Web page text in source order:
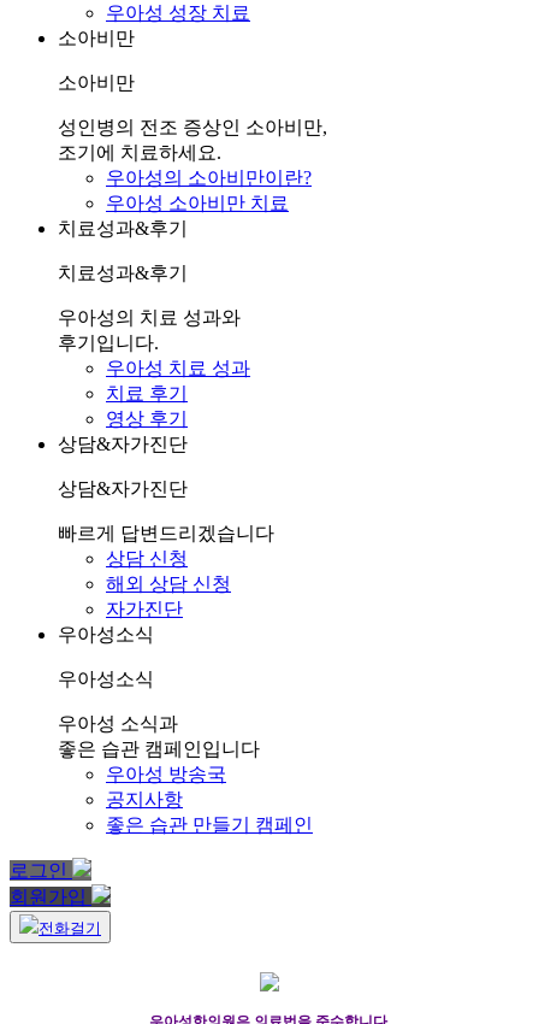
우아성 성장 치료
소아비만
소아비만
성인병의 전조 증상인 소아비만,
조기에 치료하세요.
우아성의 소아비만이란?
우아성 소아비만 치료
치료성과&후기
치료성과&후기
우아성의 치료 성과와
후기입니다.
우아성 치료 성과
치료 후기
영상 후기
상담&자가진단
상담&자가진단
빠르게 답변드리겠습니다
상담 신청
해외 상담 신청
자가진단
우아성소식
우아성소식
우아성 소식과
좋은 습관 캠페인입니다
우아성 방송국
공지사항
좋은 습관 만들기 캠페인
로그인
회원가입
전화걸기